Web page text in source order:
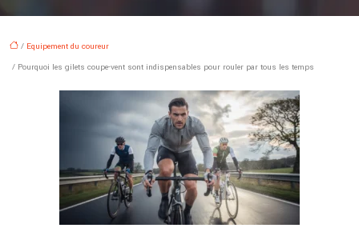
/ Equipement du coureur
/ Pourquoi les gilets coupe-vent sont indispensables pour rouler par tous les temps